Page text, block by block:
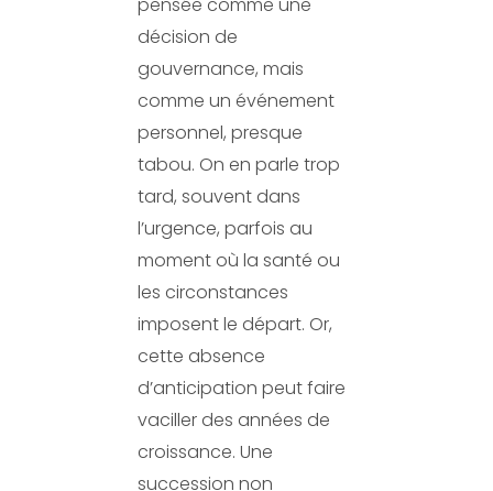
décision de
gouvernance, mais
comme un événement
personnel, presque
tabou. On en parle trop
tard, souvent dans
l’urgence, parfois au
moment où la santé ou
les circonstances
imposent le départ. Or,
cette absence
d’anticipation peut faire
vaciller des années de
croissance. Une
succession non